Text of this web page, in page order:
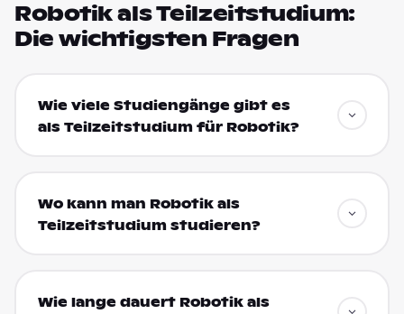
Robotik als Teilzeitstudium:
Die wichtigsten Fragen
Wie viele Studiengänge gibt es
als Teilzeitstudium für Robotik?
Wo kann man Robotik als
Teilzeitstudium studieren?
Wie lange dauert Robotik als